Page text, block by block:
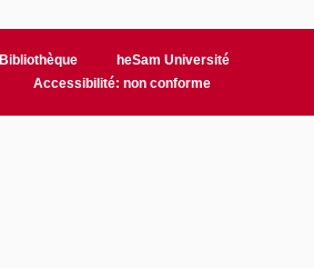
Bibliothèque
heSam Université
Accessibilité: non conforme